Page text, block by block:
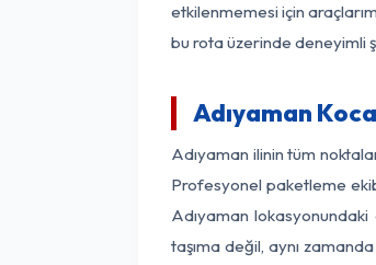
etkilenmemesi için
bu rota üzerinde deneyimli
Adıyaman
Adıyaman ilinin tüm
Profesyonel paketleme
Adıyaman
taşıma değil, aynı